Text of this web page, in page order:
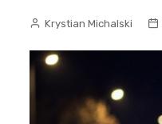
Krystian Michalski